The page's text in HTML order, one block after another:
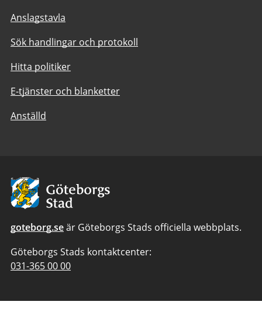
Anslagstavla
Sök handlingar och protokoll
Hitta politiker
E-tjänster och blanketter
Anställd
Avsändare:
Göteborgs
Stad
goteborg.seär Göteborgs Stads officiella webbplats.
Göteborgs Stads kontaktcenter:
Telefonnummer
031-365 00 00